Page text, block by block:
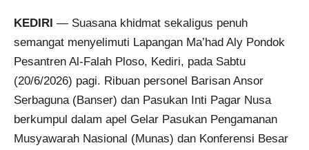
KEDIRI — Suasana khidmat sekaligus penuh
semangat menyelimuti Lapangan Ma’had Aly Pondok
Pesantren Al-Falah Ploso, Kediri, pada Sabtu
(20/6/2026) pagi. Ribuan personel Barisan Ansor
Serbaguna (Banser) dan Pasukan Inti Pagar Nusa
berkumpul dalam apel Gelar Pasukan Pengamanan
Musyawarah Nasional (Munas) dan Konferensi Besar